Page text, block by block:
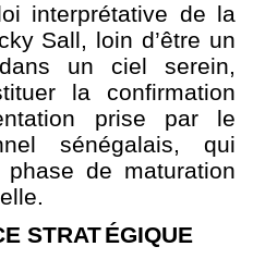
interprétative de la
Sall, loin d’être un
un ciel serein,
la confirmation
prise par le
sénégalais, qui
de maturation
STRATÉGIQUE